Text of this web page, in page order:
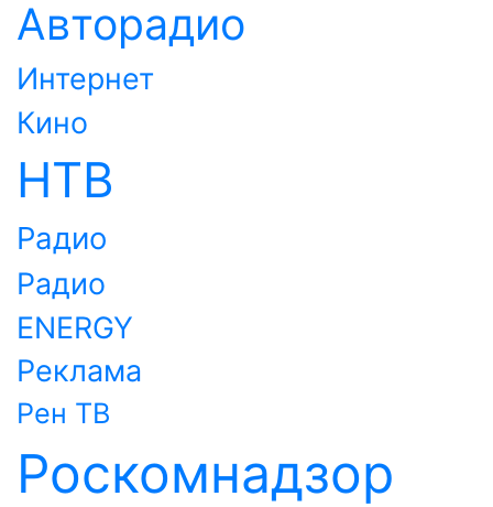
Авторадио
Интернет
Кино
НТВ
Радио
Радио
ENERGY
Реклама
Рен ТВ
Роскомнадзор